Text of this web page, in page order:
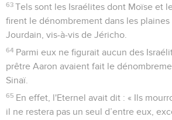
63 Tels sont les Israélites dont Moïse et
firent le dénombrement dans les plaines
Jourdain, vis-à-vis de Jéricho.
64 Parmi eux ne figurait aucun des
prêtre Aaron avaient fait le
Sinaï.
65 En effet, l'Eternel avait dit : « Ils
il ne restera pas un seul d’entre eux,